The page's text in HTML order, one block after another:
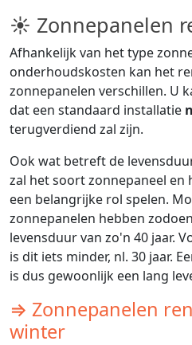
☀ Zonnepanelen
Afhankelijk van het type
onderhoudskosten kan het
zonnepanelen verschillen. U
dat een standaard installatie
terugverdiend zal zijn.
Ook wat betreft de
zal het soort zonnepaneel
een belangrijke rol spelen.
zonnepanelen hebben
levensduur van zo'n 40 jaar.
is dit iets minder, nl. 30 jaar.
is dus gewoonlijk een lang
⇒ Zonnepanelen
winter